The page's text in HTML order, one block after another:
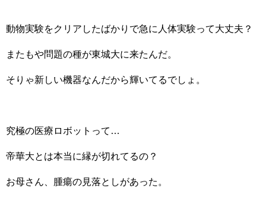
動物実験をクリアしたばかりで急に人体実験って大丈夫？
またもや問題の種が東城大に来たんだ。
そりゃ新しい機器なんだから輝いてるでしょ。
究極の医療ロボットって…
帝華大とは本当に縁が切れてるの？
お母さん、腫瘍の見落としがあった。